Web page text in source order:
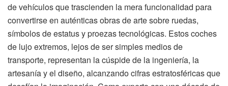
de vehículos que trascienden la mera funcionalidad para
convertirse en auténticas obras de arte sobre ruedas,
símbolos de estatus y proezas tecnológicas. Estos coches
de lujo extremos, lejos de ser simples medios de
transporte, representan la cúspide de la ingeniería, la
artesanía y el diseño, alcanzando cifras estratosféricas que